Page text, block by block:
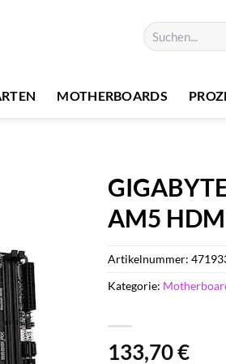
Suchen
nach:
MOTHERBOARDS
AM5
133,70€
Artikelnummer:
Kategorie: